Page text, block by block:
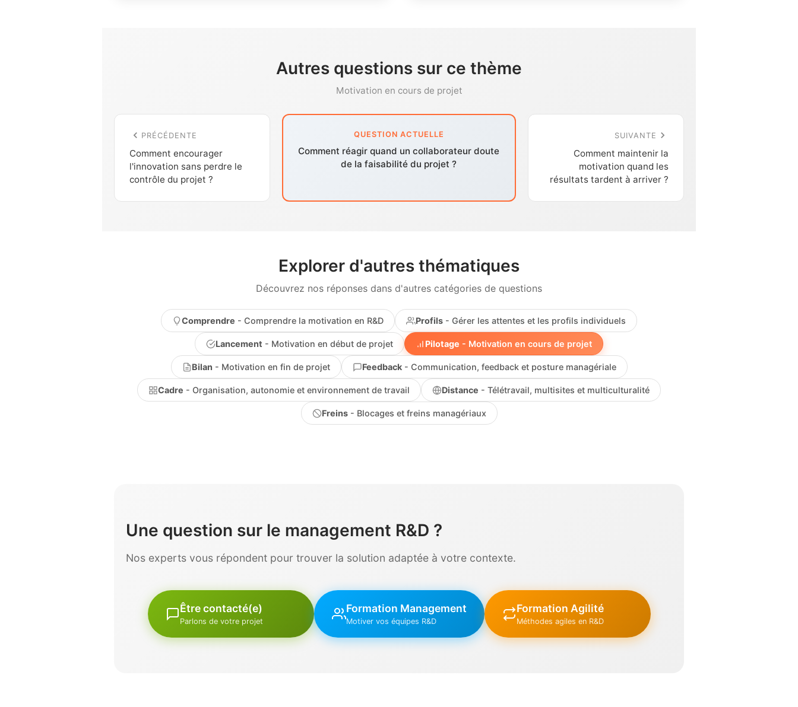
Autres questions sur ce thème
Motivation en cours de projet
PRÉCÉDENTE
Comment encourager
l'innovation sans perdre le
contrôle du projet ?
QUESTION ACTUELLE
Comment réagir quand un collaborateur doute
de la faisabilité du projet ?
SUIVANTE
Comment maintenir la
motivation quand les
résultats tardent à arriver ?
Explorer d'autres thématiques
Découvrez nos réponses dans d'autres catégories de questions
Comprendre - Comprendre la motivation en R&D Profils - Gérer les attentes et les profils individuels
Lancement - Motivation en début de projet Pilotage - Motivation en cours de projet
Bilan - Motivation en fin de projet Feedback- Communication, feedback et posture managériale
Cadre - Organisation, autonomie et environnement de travail Distance - Télétravail, multisites et multiculturalité
Freins- Blocages et freins managériaux
Une question sur le management R&D ?
Nos experts vous répondent pour trouver la solution adaptée à votre contexte.
Être contacté(e)
Parlons de votre projet
Formation Management
Motiver vos équipes R&D
Formation Agilité
Méthodes agiles en R&D